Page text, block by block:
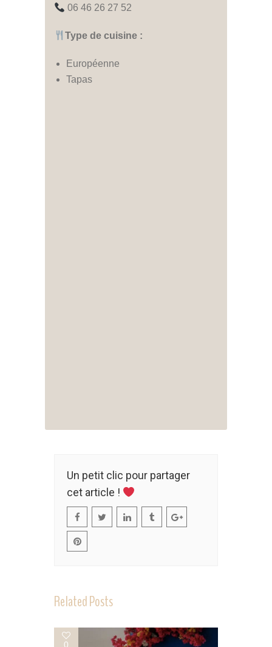
06 46 26 27 52
Type de cuisine :
Européenne
Tapas
Un petit clic pour partager
cet article !
Related Posts
0